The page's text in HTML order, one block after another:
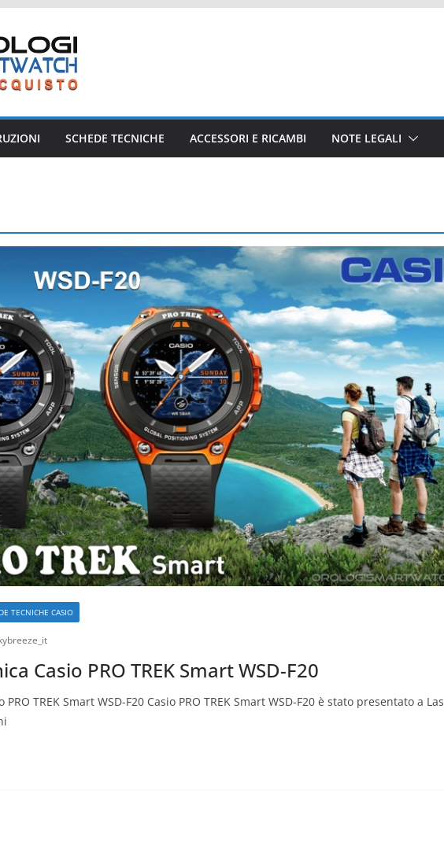
SCHEDE TECNICHE ACCESSORI E RICAMBI NOTE LEGALI
TECNICHE CASIO
Casio PRO TREK Smart WSD-F20
PRO TREK Smart WSD-F20 Casio PRO TREK Smart WSD-F20 è stato presentato a Las